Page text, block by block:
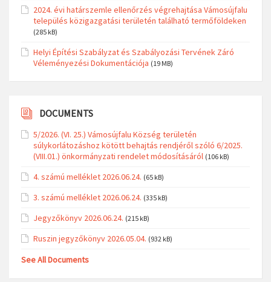
2024. évi határszemle ellenőrzés végrehajtása Vámosújfalu
település közigazgatási területén található termőföldeken
(285 kB)
Helyi Építési Szabályzat és Szabályozási Tervének Záró
Véleményezési Dokumentációja (19 MB)
DOCUMENTS
5/2026. (VI. 25.) Vámosújfalu Község területén
súlykorlátozáshoz kötött behajtás rendjéről szóló 6/2025.
(VIII.01.) önkormányzati rendelet módosításáról (106 kB)
4. számú melléklet 2026.06.24. (65 kB)
3. számú melléklet 2026.06.24. (335 kB)
Jegyzőkönyv 2026.06.24. (215 kB)
Ruszin jegyzőkönyv 2026.05.04. (932 kB)
See All Documents